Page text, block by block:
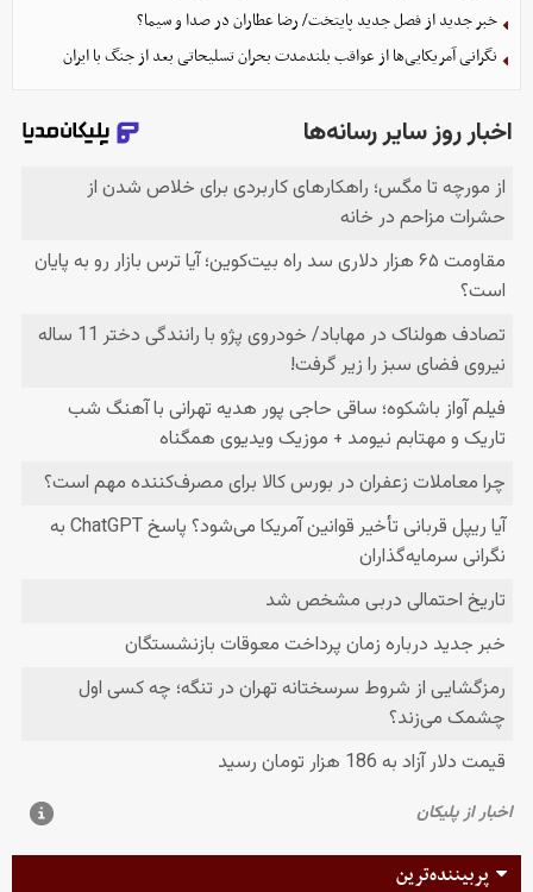
خبر جدید از فصل جدید پایتخت/ رضا عطاران در صدا و سیما؟
نگرانی آمریکایی‌ها از عواقب بلندمدت بحران تسلیحاتی بعد از جنگ با ایران
پربیننده‌ترین